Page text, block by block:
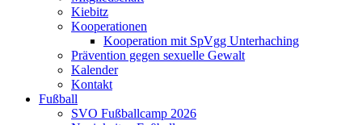
Kiebitz
Kooperationen
Kooperation mit SpVgg Unterhaching
Prävention gegen sexuelle Gewalt
Kalender
Kontakt
Fußball
SVO Fußballcamp 2026